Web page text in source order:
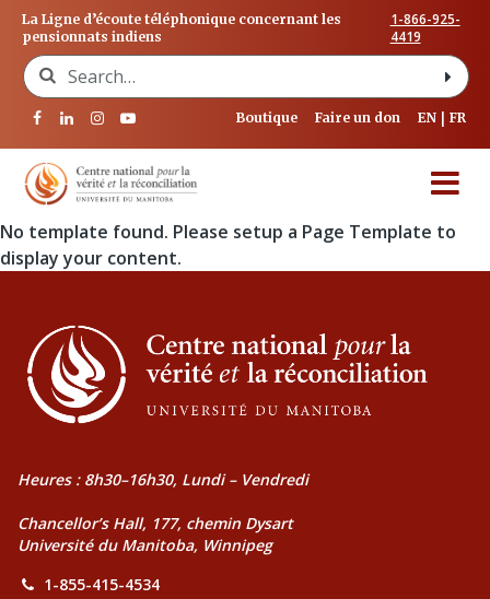
La Ligne d’écoute téléphonique concernant les
pensionnats indiens
1-866-925-
4419
Search for:
Boutique Faire un don EN FR
No template found. Please setup a Page Template to
display your content.
Heures : 8h30–16h30, Lundi – Vendredi
Chancellor’s Hall, 177, chemin Dysart
Université du Manitoba, Winnipeg
1-855-415-4534